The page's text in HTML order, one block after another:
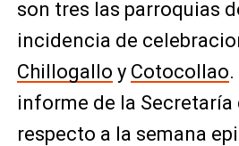
son tres las parroquias
incidencia de
Chillogallo y Cotocollao
informe de la Secretaría
respecto a la semana